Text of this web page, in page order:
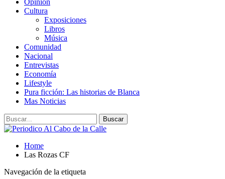
Opinión
Cultura
Exposiciones
Libros
Música
Comunidad
Nacional
Entrevistas
Economía
Lifestyle
Pura ficción: Las historias de Blanca
Mas Noticias
Home
Las Rozas CF
Navegación de la etiqueta